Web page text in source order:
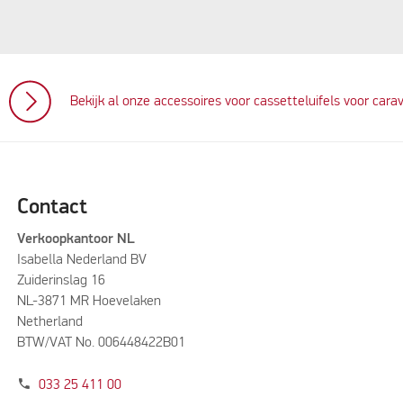
Bekijk al onze accessoires voor cassetteluifels voor
Contact
Verkoopkantoor NL
Isabella Nederland BV
Zuiderinslag 16
NL-3871 MR Hoevelaken
Netherland
BTW/VAT No. 006448422B01
phone 033 25 411 00